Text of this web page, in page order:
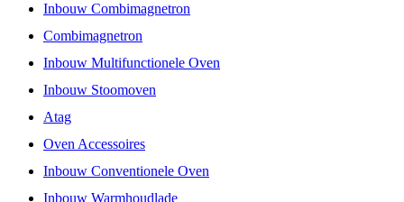
Inbouw Combimagnetron
Combimagnetron
Inbouw Multifunctionele Oven
Inbouw Stoomoven
Atag
Oven Accessoires
Inbouw Conventionele Oven
Inbouw Warmhoudlade